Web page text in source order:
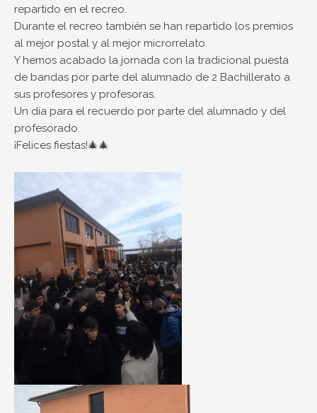
repartido en el recreo.
Durante el recreo también se han repartido los premios
al mejor postal y al mejor microrrelato.
Y hemos acabado la jornada con la tradicional puesta
de bandas por parte del alumnado de 2 Bachillerato a
sus profesores y profesoras.
Un día para el recuerdo por parte del alumnado y del
profesorado.
¡Felices fiestas!🎄🎄